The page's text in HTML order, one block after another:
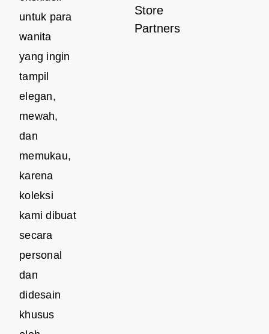
untuk para
wanita
yang ingin
tampil
elegan,
mewah,
dan
memukau,
karena
koleksi
kami dibuat
secara
personal
dan
didesain
khusus
Store
Partners